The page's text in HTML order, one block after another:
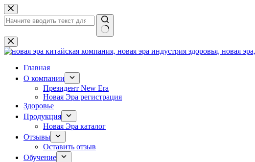
Перейти
к
сути
Ничего
не
Главная
О компании
Президент New Era
Новая Эра регистрация
Здоровье
Продукция
Новая Эра каталог
Отзывы
Оставить отзыв
Обучение